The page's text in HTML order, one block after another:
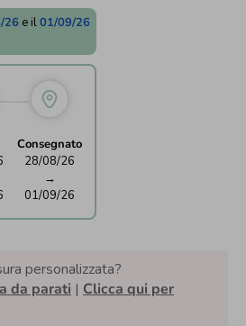
26 e il01/09/26
Consegnato
28/08/26
→
01/09/26
personalizzata?
da parati | Clicca qui per